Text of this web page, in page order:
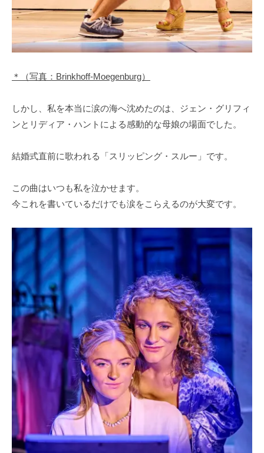
＊（写真：Brinkhoff-Moegenburg）
しかし、私を本当に涙の海へ沈めたのは、ジェン・グリフィ
ンとリディア・ハントによる感動的な母娘の場面でした。
結婚式直前に歌われる「スリッピング・スルー」です。
この曲はいつも私を泣かせます。
今これを書いているだけでも涙をこらえるのが大変です。